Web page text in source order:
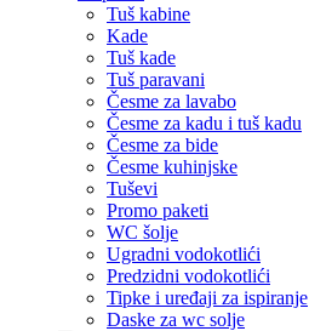
Tuš kabine
Kade
Tuš kade
Tuš paravani
Česme za lavabo
Česme za kadu i tuš kadu
Česme za bide
Česme kuhinjske
Tuševi
Promo paketi
WC šolje
Ugradni vodokotlići
Predzidni vodokotlići
Tipke i uređaji za ispiranje
Daske za wc solje